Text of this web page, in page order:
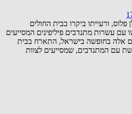
פלוס, ורעייתו ביקרו בבית החולים
עם עשרות מתנדבים פיליפינים המסייעים
אלה בחופשה בישראל, התארח בבית
עם המתנדבים, שמסייעים לצוות